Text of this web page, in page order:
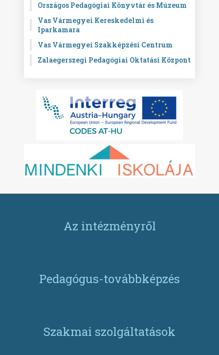
Országos Pedagógiai Könyvtár és Múzeum
Vas Vármegyei Kereskedelmi és
Iparkamara
Vas Vármegyei Szakképzési Centrum
Zalaegerszegi Pedagógiai Oktatási Központ
Az intézményről
Pedagógus-továbbképzés
Szakmai szolgáltatások